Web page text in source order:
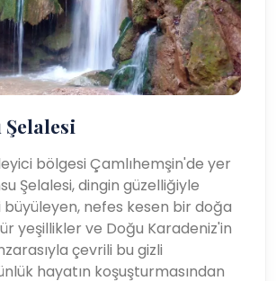
Şelalesi
bölgesi Çamlıhemşin'de yer
Şelalesi, dingin güzelliğiyle
nefes kesen bir doğa
yeşillikler ve Doğu Karadeniz'in
çevrili bu gizli
hayatın koşuşturmasından